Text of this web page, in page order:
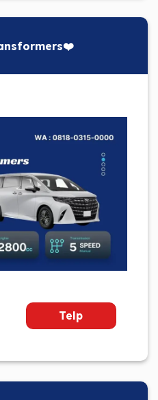
Telp